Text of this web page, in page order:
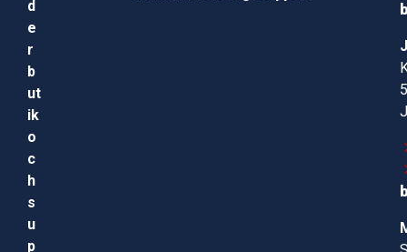
d
e
r
b
ut
ik
o
c
h
s
u
p